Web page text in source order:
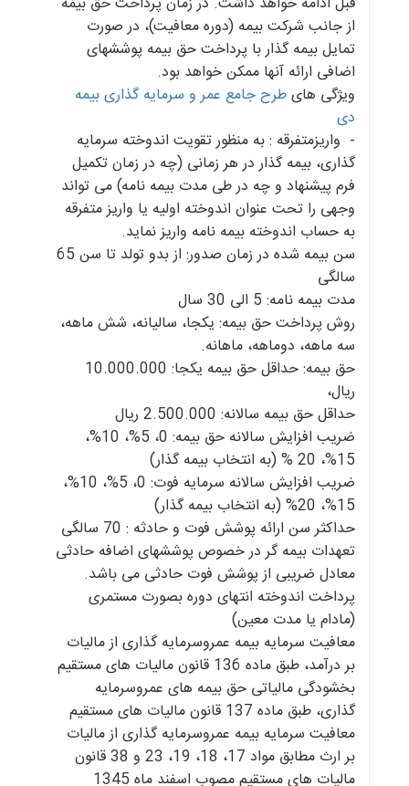
از جانب شرکت بیمه (دوره معافیت)، در صورت
تمایل بیمه گذار با پرداخت حق بیمه پوششهای
اضافی ارائه آنها ممکن خواهد بود.
ویژگی هایطرح جامع عمر و سرمایه گذاری بیمه
دی
- واریزمتفرقه : به منظور تقویت اندوخته سرمایه
گذاری، بیمه گذار در هر زمانی (چه در زمان تکمیل
فرم پیشنهاد و چه در طی مدت بیمه نامه) می تواند
وجهی را تحت عنوان اندوخته اولیه یا واریز متفرقه
به حساب اندوخته بیمه نامه واریز نماید.
سن بیمه شده در زمان صدور: از بدو تولد تا سن 65
سالگی
مدت بیمه نامه: 5 الی 30 سال
روش پرداخت حق بیمه: یکجا، سالیانه، شش ماهه،
سه ماهه، دوماهه، ماهانه.
حق بیمه: حداقل حق بیمه یکجا: 10.000.000
ریال،
حداقل حق بیمه سالانه: 2.500.000 ریال
ضریب افزایش سالانه حق بیمه: 0، 5%، 10%،
15%، 20 % (به انتخاب بیمه گذار)
ضریب افزایش سالانه سرمایه فوت: 0، 5%، 10%،
15%، 20% (به انتخاب بیمه گذار)
حداکثر سن ارائه پوشش فوت و حادثه : 70 سالگی
تعهدات بیمه گر در خصوص پوششهای اضافه حادثی
معادل ضریبی از پوشش فوت حادثی می باشد.
پرداخت اندوخته انتهای دوره بصورت مستمری
(مادام یا مدت معین)
معافیت سرمایه بیمه عمروسرمایه گذاری از مالیات
بر درآمد، طبق ماده 136 قانون مالیات های مستقیم
بخشودگی مالیاتی حق بیمه های عمروسرمایه
گذاری، طبق ماده 137 قانون مالیات های مستقیم
معافیت سرمایه بیمه عمروسرمایه گذاری از مالیات
بر ارث مطابق مواد 17، 18، 19، 23 و 38 قانون
مالیات های مستقیم مصوب اسفند ماه 1345